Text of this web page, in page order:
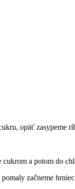
opäť
cukrom a potom do
začneme